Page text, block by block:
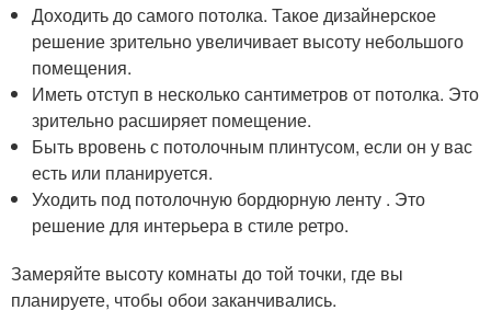
Доходить до самого потолка. Такое дизайнерское
решение зрительно увеличивает высоту небольшого
помещения.
Иметь отступ в несколько сантиметров от потолка. Это
зрительно расширяет помещение.
Быть вровень с потолочным плинтусом, если он у вас
есть или планируется.
Уходить под потолочную бордюрную ленту . Это
решение для интерьера в стиле ретро.
Замеряйте высоту комнаты до той точки, где вы
планируете, чтобы обои заканчивались.